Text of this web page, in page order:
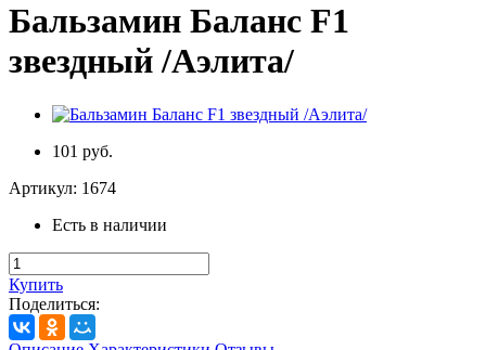
Бальзамин Баланс F1
звездный /Аэлита/
101 руб.
Артикул: 1674
Есть в наличии
Купить
Поделиться: